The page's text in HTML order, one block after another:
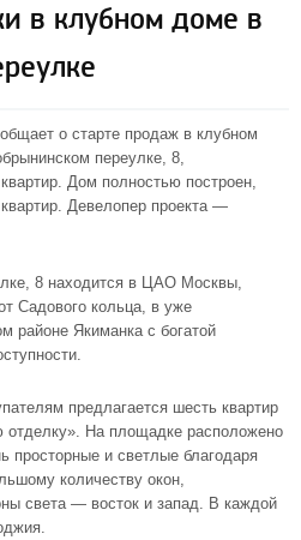
в клубном доме в
о старте продаж в клубном
переулке, 8,
Дом полностью построен,
Девелопер проекта —
, 8 находится в ЦАО Москвы,
Садового кольца, в уже
районе Якиманка с богатой
предлагается шесть квартир
отделку». На площадке расположено
просторные и светлые благодаря
количеству окон,
света — восток и запад. В каждой